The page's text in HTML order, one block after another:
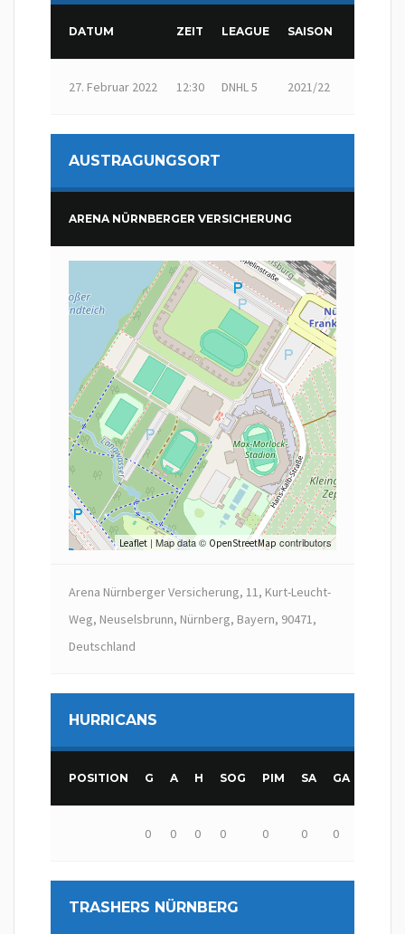
DATUM ZEIT LEAGUE SAISON
27. Februar 2022 12:30 DNHL 5 2021/22
AUSTRAGUNGSORT
ARENA NÜRNBERGER VERSICHERUNG
Leaflet | Map data © OpenStreetMap contributors
Arena Nürnberger Versicherung, 11, Kurt-Leucht-
Weg, Neuselsbrunn, Nürnberg, Bayern, 90471,
Deutschland
HURRICANS
POSITION G A H SOG PIM SA GA
0 0 0 0 0 0 0
TRASHERS NÜRNBERG